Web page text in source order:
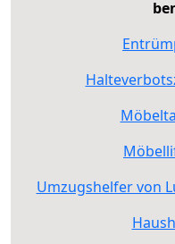
Umzugshelfer von